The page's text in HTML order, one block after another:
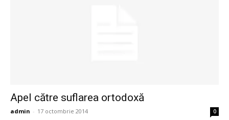
Apel către suflarea ortodoxă
admin - 17 octombrie 2014 0